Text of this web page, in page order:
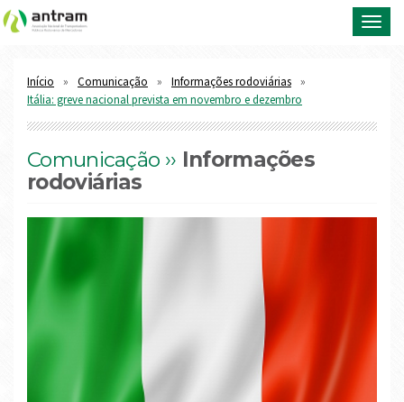
Início Comunicação
Informações rodoviárias
Itália: greve nacional prevista em novembro e dezembro
Comunicação ›› Informações
rodoviárias